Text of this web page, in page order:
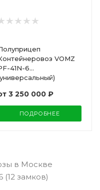
VOMZ
41N-6
3 250 000 ₽
ПОДРОБНЕЕ
в Москве
(12 замков)